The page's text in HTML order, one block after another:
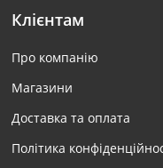
Клієнтам
Про компанію
Магазини
Доставка та оплата
Політика